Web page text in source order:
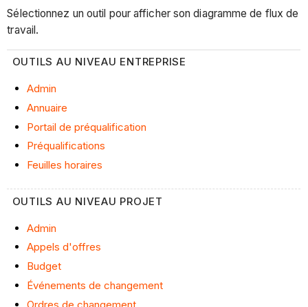
Sélectionnez un outil pour afficher son diagramme de flux de
travail.
OUTILS AU NIVEAU ENTREPRISE
Admin
Annuaire
Portail de préqualification
Préqualifications
Feuilles horaires
OUTILS AU NIVEAU PROJET
Admin
Appels d'offres
Budget
Événements de changement
Ordres de changement